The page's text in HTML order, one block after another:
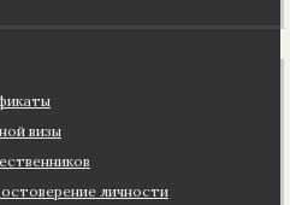
визы
личности